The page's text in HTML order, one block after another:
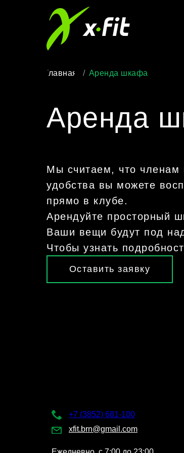
Аренда шкафа
/
Главная
Аренда
Мы считаем, что членам
удобства вы можете
прямо в клубе.
Арендуйте просторный
Ваши вещи будут под
Чтобы узнать
администратора.
Оставить заявку
+7 (3852) 681-100
xfit.brn@gmail.com
г. Барнаул,
Красноармейский пр-т,